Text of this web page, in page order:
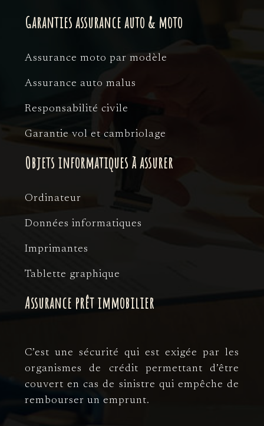
Garanties assurance auto & moto
Assurance moto par modèle
Assurance auto malus
Responsabilité civile
Garantie vol et cambriolage
Objets informatiques à assurer
Ordinateur
Données informatiques
Imprimantes
Tablette graphique
Assurance prêt immobilier
C’est une sécurité qui est exigée par les
organismes de crédit permettant d’être
couvert en cas de sinistre qui empêche de
rembourser un emprunt.